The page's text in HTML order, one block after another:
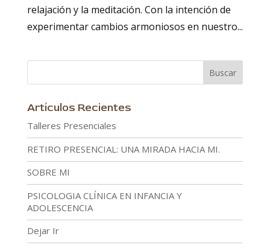
relajación y la meditación. Con la intención de
experimentar cambios armoniosos en nuestro...
Artículos Recientes
Talleres Presenciales
RETIRO PRESENCIAL: UNA MIRADA HACIA MI.
SOBRE MI
PSICOLOGIA CLÍNICA EN INFANCIA Y
ADOLESCENCIA
Dejar Ir